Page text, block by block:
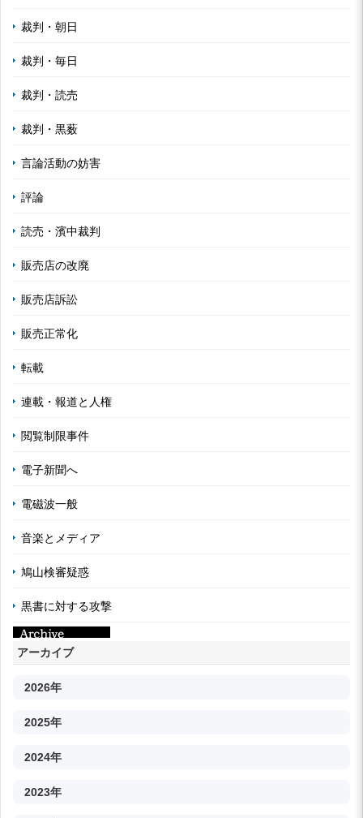
裁判・朝日
裁判・毎日
裁判・読売
裁判・黒薮
言論活動の妨害
評論
読売・濱中裁判
販売店の改廃
販売店訴訟
販売正常化
転載
連載・報道と人権
閲覧制限事件
電子新聞へ
電磁波一般
音楽とメディア
鳩山検審疑惑
黒書に対する攻撃
アーカイブ
2026年
2025年
2024年
2023年